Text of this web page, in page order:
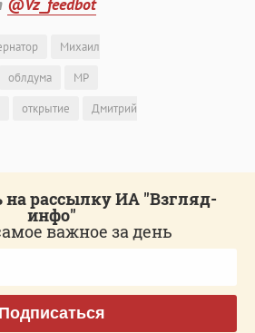
@Vz_feedbot
Михаил
облдума
МР
открытие
Дмитрий
рассылку ИА "Взгляд-
инфо"
важное за день
Подписаться